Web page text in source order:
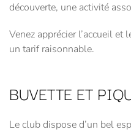
découverte, une activité
Venez apprécier l’accueil
un tarif raisonnable.
BUVETTE ET
Le club dispose d’un bel